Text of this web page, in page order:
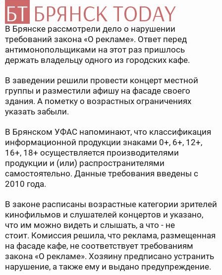
В Брянске рассмотрели дело о нарушении
требований закона «О рекламе». Ответ перед
антимонопольщиками на этот раз пришлось
держать владельцу одного из городских кафе.
В заведении решили провести концерт местной
группы и разместили афишу на фасаде своего
здания. А пометку о возрастных ограничениях
указать забыли.
В Брянском УФАС напоминают, что классификация
информационной продукции знаками 0+, 6+, 12+,
16+, 18+ осуществляется производителями
продукции и (или) распространителями
самостоятельно. Данные требования введены с
2010 года.
В законе расписаны возрастные категории зрителей
кинофильмов и слушателей концертов и указано,
что им можно видеть и слышать, а что - не
стоит. Комиссия решила, что реклама, размещенная
на фасаде кафе, не соответствует требованиям
закона «О рекламе». Хозяину предписано устранить
нарушение, а также ему и выдано предупреждение.